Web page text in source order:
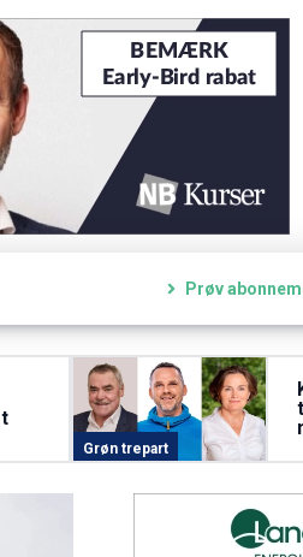
Prøv
Grøn trepart